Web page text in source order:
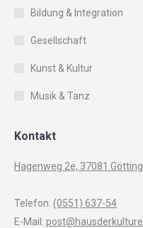
Bildung & Integration
Gesellschaft
Kunst & Kultur
Musik & Tanz
Kontakt
Hagenweg 2e, 37081
Telefon: (0551) 637-54
E-Mail: